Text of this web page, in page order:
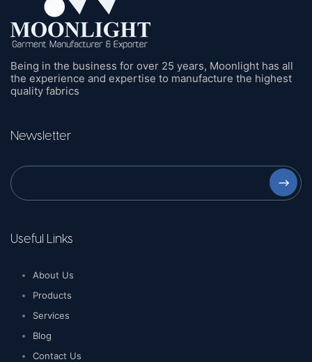
Being in the business for over 25 years, Moonlight has all
the experience and expertise to manufacture the highest
quality fabrics
Newsletter
⟶
Useful Links
About Us
Products
Services
Blog
Contact Us